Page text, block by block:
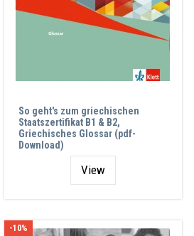
So geht's zum griechischen
Staatszertifikat B1 & B2,
Griechisches Glossar (pdf-
Download)
View
-10%